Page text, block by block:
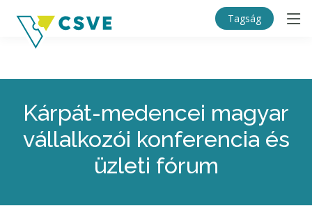
Tagság
Kárpát-medencei magyar
vállalkozói konferencia és
üzleti fórum